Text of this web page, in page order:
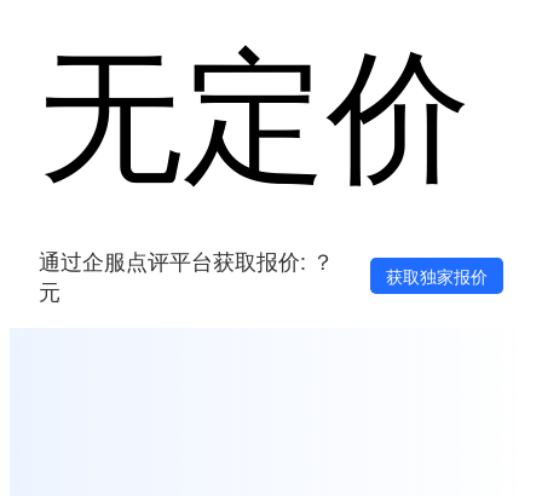
无定价
通过企服点评平台获取报价: ？
元
获取独家报价